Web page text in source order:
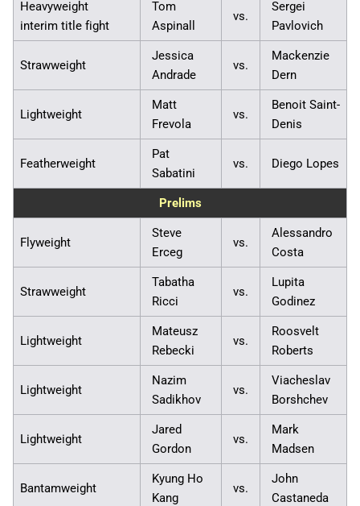
Heavyweight
interim title fight
Tom
Aspinall
vs.
Sergei
Pavlovich
Strawweight
Jessica
Andrade
vs.
Mackenzie
Dern
Lightweight
Matt
Frevola
vs.
Benoit Saint-
Denis
Featherweight
Pat
Sabatini
vs. Diego Lopes
Prelims
Flyweight
Steve
Erceg
vs.
Alessandro
Costa
Strawweight
Tabatha
Ricci
vs.
Lupita
Godinez
Lightweight
Mateusz
Rebecki
vs.
Roosvelt
Roberts
Lightweight
Nazim
Sadikhov
vs.
Viacheslav
Borshchev
Lightweight
Jared
Gordon
vs.
Mark
Madsen
Bantamweight
Kyung Ho
Kang
vs.
John
Castaneda